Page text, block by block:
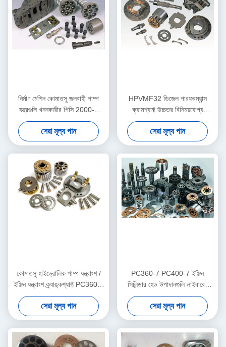
নির্মাণ মেশিন কোমাতসু জলবাহী পাম্প
যন্ত্রগুলি খননকারীর পিসি 2000-8
এইচপিভি 375 এর জন্য
সেরা মূল্য পান
HPVMF32 ডিজেল পারফরম্যান্স
ক্যামশ্যাফ্ট উচ্চতর বিনিময়যোগ্য
ISO9001 অনুমোদিত হয়েছে
সেরা মূল্য পান
কোমাতসু হাইড্রোলিক পাম্প যন্ত্রাংশ /
ইঞ্জিন যন্ত্রাংশ ক্র্যাঙ্কশ্যাফ্ট PC360-7
মেরামত করুন
সেরা মূল্য পান
PC360-7 PC400-7 ইঞ্জিন
সিলিন্ডার হেড উপাদানগুলি লাইবারের
নির্মাণ যন্ত্রপাতি জন্য
সেরা মূল্য পান